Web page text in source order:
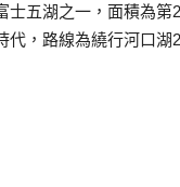
五湖之一，面積為第
，路線為繞行河口